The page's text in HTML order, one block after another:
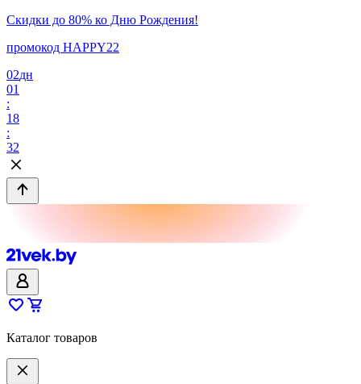
Скидки до 80% ко Дню Рождения!
промокод HAPPY22
02дн
01
:
18
:
32
Каталог товаров